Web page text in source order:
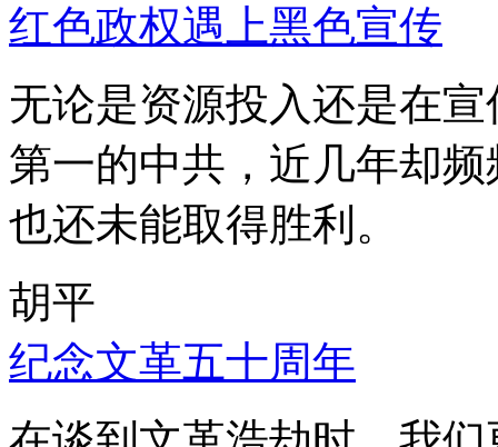
红色政权遇上黑色宣传
无论是资源投入还是在
第一的中共，近几年却
也还未能取得胜利。
胡平
纪念文革五十周年